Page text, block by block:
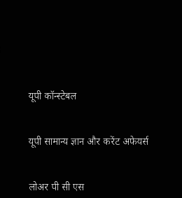
यूपी कॉन्स्टेबल
यूपी सामान्य ज्ञान और करेंट अफेयर्स
लोअर पी सी एस